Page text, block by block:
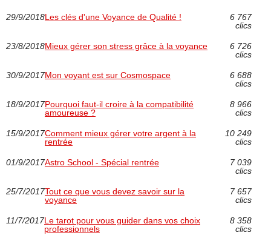
29/9/2018Les clés d'une Voyance de Qualité !
6 767
clics
23/8/2018Mieux gérer son stress grâce à la voyance
6 726
clics
30/9/2017Mon voyant est sur Cosmospace
6 688
clics
18/9/2017Pourquoi faut-il croire à la compatibilité
amoureuse ?
8 966
clics
15/9/2017Comment mieux gérer votre argent à la
rentrée
10 249
clics
01/9/2017Astro School - Spécial rentrée
7 039
clics
25/7/2017Tout ce que vous devez savoir sur la
voyance
7 657
clics
11/7/2017Le tarot pour vous guider dans vos choix
professionnels
8 358
clics